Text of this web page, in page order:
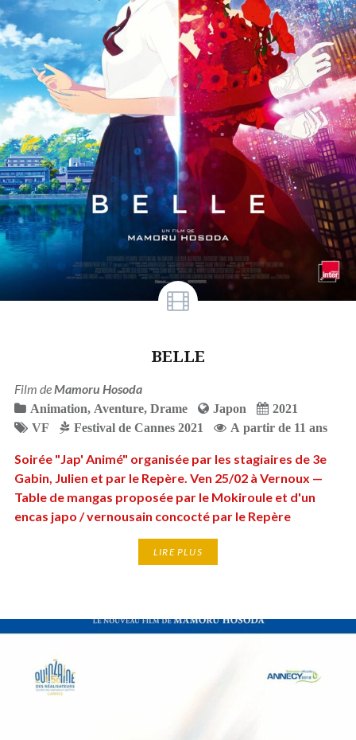
BELLE
Film deMamoru Hosoda
Animation, Aventure, Drame Japon
2021
VF
Festival de Cannes 2021 A partir de 11 ans
Soirée "Jap' Animé" organisée par les stagiaires de 3e
Gabin, Julien et par le Repère. Ven 25/02 à Vernoux —
Table de mangas proposée par le Mokiroule et d'un
encas japo / vernousain concocté par le Repère
LIRE PLUS